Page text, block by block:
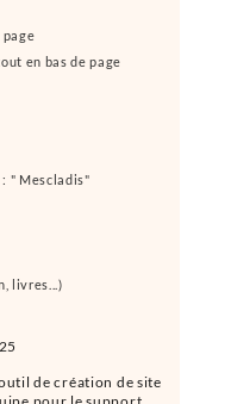
de création de site
page
en bas de page
" Mescladis"
livres...)